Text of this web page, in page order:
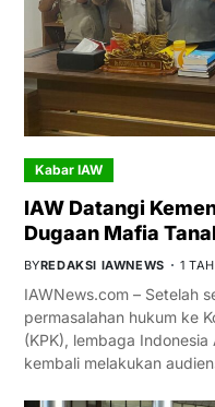
Kabar IAW
IAW Datangi
Dugaan Mafia
BYREDAKSI IAWNEWS 1
IAWNews.com – Setelah
permasalahan hukum ke
(KPK), lembaga
kembali melakukan